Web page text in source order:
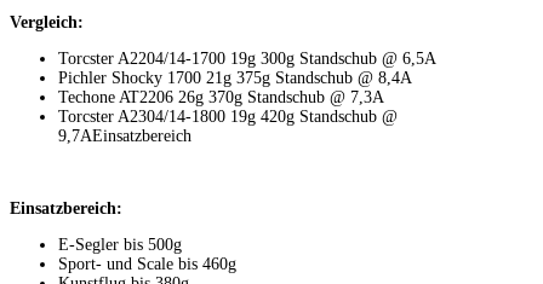
Vergleich:
Torcster A2204/14-1700 19g 300g Standschub @ 6,5A
Pichler Shocky 1700 21g 375g Standschub @ 8,4A
Techone AT2206 26g 370g Standschub @ 7,3A
Torcster A2304/14-1800 19g 420g Standschub @
9,7AEinsatzbereich
Einsatzbereich:
E-Segler bis 500g
Sport- und Scale bis 460g